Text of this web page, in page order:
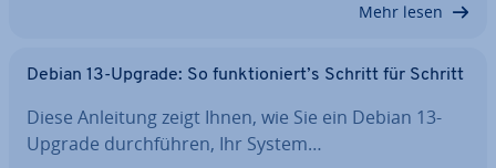
Mehr lesen
Debian 13-Upgrade: So funk­tio­niert’s Schritt für Schritt
Diese Anleitung zeigt Ihnen, wie Sie ein Debian 13-
Upgrade durch­füh­ren, Ihr System…